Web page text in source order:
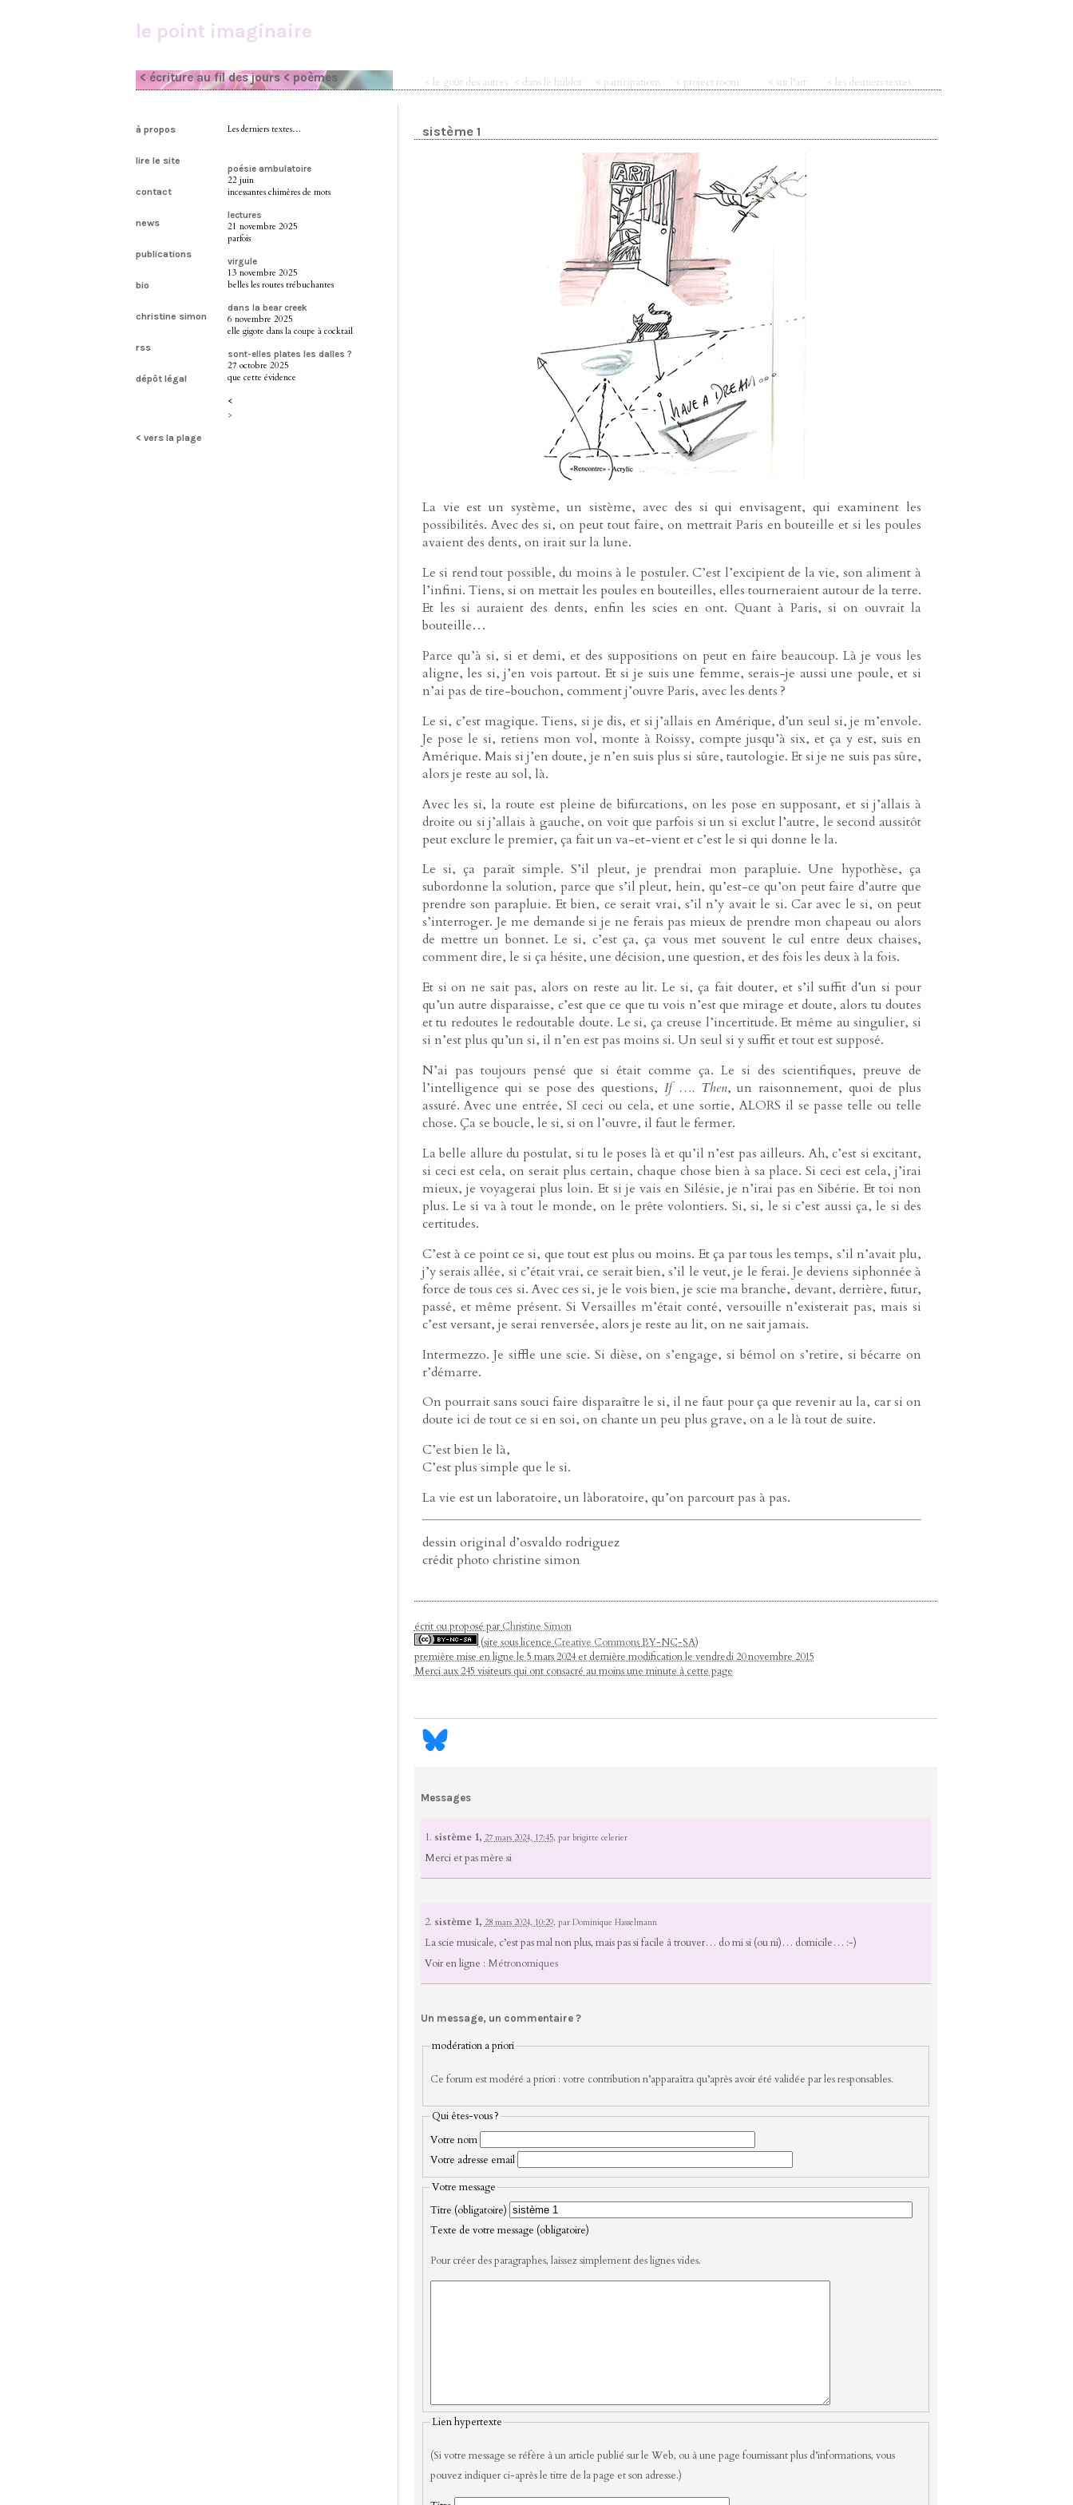
le point imaginaire
< écriture au fil des jours < poèmes < le goût des autres < dans le hublot < participations < project room < sur l’art < les derniers textes
à propos
lire le site
contact
news
publications
bio
christine simon
rss
dépôt légal
< vers la plage
Les derniers textes…
poésie ambulatoire
22 juin
incessantes chimères de mots
lectures
21 novembre 2025
parfois
virgule
13 novembre 2025
belles les routes trébuchantes
dans la bear creek
6 novembre 2025
elle gigote dans la coupe à cocktail
sont-elles plates les dalles ?
27 octobre 2025
que cette évidence
<
>
sistème 1
La vie est un système, un sistème, avec des si qui envisagent, qui examinent les
possibilités. Avec des si, on peut tout faire, on mettrait Paris en bouteille et si les poules
avaient des dents, on irait sur la lune.
Le si rend tout possible, du moins à le postuler. C’est l’excipient de la vie, son aliment à
l’infini. Tiens, si on mettait les poules en bouteilles, elles tourneraient autour de la terre.
Et les si auraient des dents, enfin les scies en ont. Quant à Paris, si on ouvrait la
bouteille…
Parce qu’à si, si et demi, et des suppositions on peut en faire beaucoup. Là je vous les
aligne, les si, j’en vois partout. Et si je suis une femme, serais-je aussi une poule, et si
n’ai pas de tire-bouchon, comment j’ouvre Paris, avec les dents ?
Le si, c’est magique. Tiens, si je dis, et si j’allais en Amérique, d’un seul si, je m’envole.
Je pose le si, retiens mon vol, monte à Roissy, compte jusqu’à six, et ça y est, suis en
Amérique. Mais si j’en doute, je n’en suis plus si sûre, tautologie. Et si je ne suis pas sûre,
alors je reste au sol, là.
Avec les si, la route est pleine de bifurcations, on les pose en supposant, et si j’allais à
droite ou si j’allais à gauche, on voit que parfois si un si exclut l’autre, le second aussitôt
peut exclure le premier, ça fait un va-et-vient et c’est le si qui donne le la.
Le si, ça paraît simple. S’il pleut, je prendrai mon parapluie. Une hypothèse, ça
subordonne la solution, parce que s’il pleut, hein, qu’est-ce qu’on peut faire d’autre que
prendre son parapluie. Et bien, ce serait vrai, s’il n’y avait le si. Car avec le si, on peut
s’interroger. Je me demande si je ne ferais pas mieux de prendre mon chapeau ou alors
de mettre un bonnet. Le si, c’est ça, ça vous met souvent le cul entre deux chaises,
comment dire, le si ça hésite, une décision, une question, et des fois les deux à la fois.
Et si on ne sait pas, alors on reste au lit. Le si, ça fait douter, et s’il suffit d’un si pour
qu’un autre disparaisse, c’est que ce que tu vois n’est que mirage et doute, alors tu doutes
et tu redoutes le redoutable doute. Le si, ça creuse l’incertitude. Et même au singulier, si
si n’est plus qu’un si, il n’en est pas moins si. Un seul si y suffit et tout est supposé.
N’ai pas toujours pensé que si était comme ça. Le si des scientifiques, preuve de
l’intelligence qui se pose des questions, If …. Then, un raisonnement, quoi de plus
assuré. Avec une entrée, SI ceci ou cela, et une sortie, ALORS il se passe telle ou telle
chose. Ça se boucle, le si, si on l’ouvre, il faut le fermer.
La belle allure du postulat, si tu le poses là et qu’il n’est pas ailleurs. Ah, c’est si excitant,
si ceci est cela, on serait plus certain, chaque chose bien à sa place. Si ceci est cela, j’irai
mieux, je voyagerai plus loin. Et si je vais en Silésie, je n’irai pas en Sibérie. Et toi non
plus. Le si va à tout le monde, on le prête volontiers. Si, si, le si c’est aussi ça, le si des
certitudes.
C’est à ce point ce si, que tout est plus ou moins. Et ça par tous les temps, s’il n’avait plu,
j’y serais allée, si c’était vrai, ce serait bien, s’il le veut, je le ferai. Je deviens siphonnée à
force de tous ces si. Avec ces si, je le vois bien, je scie ma branche, devant, derrière, futur,
passé, et même présent. Si Versailles m’était conté, versouille n’existerait pas, mais si
c’est versant, je serai renversée, alors je reste au lit, on ne sait jamais.
Intermezzo. Je siffle une scie. Si dièse, on s’engage, si bémol on s’retire, si bécarre on
r’démarre.
On pourrait sans souci faire disparaître le si, il ne faut pour ça que revenir au la, car si on
doute ici de tout ce si en soi, on chante un peu plus grave, on a le là tout de suite.
C’est bien le là,
C’est plus simple que le si.
La vie est un laboratoire, un làboratoire, qu’on parcourt pas à pas.
dessin original d’osvaldo rodriguez
crédit photo christine simon
écrit ou proposé parChristine Simon
(site sous licence Creative CommonsBY-NC-SA)
première mise en ligne le 5 mars 2024 et dernière modification le vendredi 20 novembre 2015
Merci aux 245 visiteurs qui ont consacré au moins une minute à cette page
Messages
1. sistème 1, 27 mars 2024, 17:45, par brigitte celerier
Merci et pas mère si
2. sistème 1, 28 mars 2024, 10:29, par Dominique Hasselmann
La scie musicale, c’est pas mal non plus, mais pas si facile à trouver… do mi si (ou ni)… domicile… :-)
Voir en ligne : Métronomiques
Un message, un commentaire ?
modération a priori
Ce forum est modéré a priori : votre contribution n’apparaîtra qu’après avoir été validée par les responsables.
Qui êtes-vous ?
Votre nom
Votre adresse email
Votre message
Titre (obligatoire)
Texte de votre message (obligatoire)
Pour créer des paragraphes, laissez simplement des lignes vides.
Lien hypertexte
(Si votre message se réfère à un article publié sur le Web, ou à une page fournissant plus d’informations, vous
pouvez indiquer ci-après le titre de la page et son adresse.)